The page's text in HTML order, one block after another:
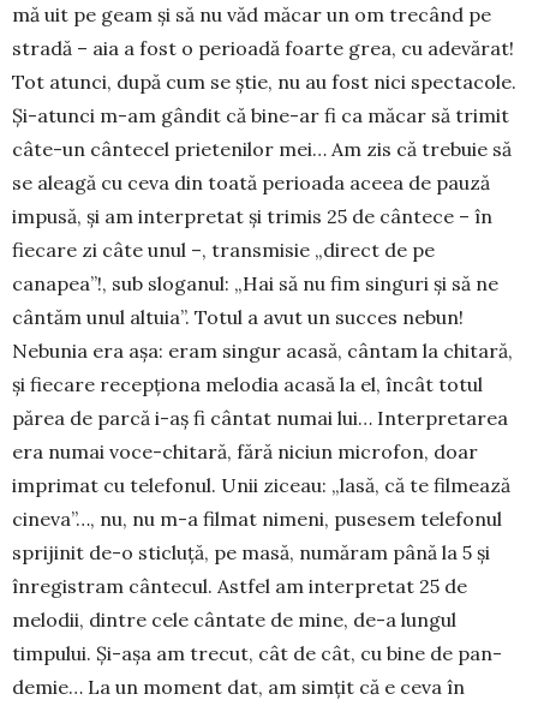
mă uit pe geam și să nu văd măcar un om trecând pe
stradă – aia a fost o perioadă foarte grea, cu adevărat!
Tot atunci, după cum se știe, nu au fost nici spectacole.
Și-atunci m-am gândit că bine-ar fi ca măcar să trimit
câte-un cântecel prietenilor mei… Am zis că trebuie să
se aleagă cu ceva din toată perioada aceea de pau­ză
impusă, și am interpretat și trimis 25 de cântece – în
fiecare zi câte unul –, transmisie „direct de pe
canapea”!, sub sloganul: „Hai să nu fim singuri și să ne
cântăm unul altuia”. Totul a avut un suc­ces nebun!
Nebunia era așa: eram singur acasă, cântam la chitară,
și fiecare recepționa melodia acasă la el, încât totul
părea de parcă i-aș fi cântat numai lui… Interpretarea
era numai voce-chitară, fără niciun microfon, doar
imprimat cu telefonul. Unii ziceau: „lasă, că te filmează
cineva”…, nu, nu m-a filmat nimeni, pusesem telefonul
sprijinit de-o sticluță, pe masă, număram până la 5 și
înre­gistram cântecul. Astfel am interpretat 25 de
melodii, dintre cele cântate de mine, de-a lungul
timpului. Și-așa am trecut, cât de cât, cu bine de pan­
demie… La un moment dat, am simțit că e ceva în